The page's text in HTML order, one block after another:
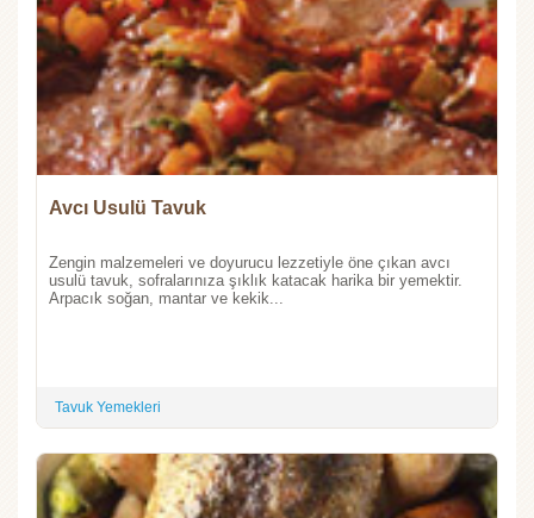
Avcı Usulü Tavuk
Zengin malzemeleri ve doyurucu lezzetiyle öne çıkan avcı
usulü tavuk, sofralarınıza şıklık katacak harika bir yemektir.
Arpacık soğan, mantar ve kekik...
Tavuk Yemekleri